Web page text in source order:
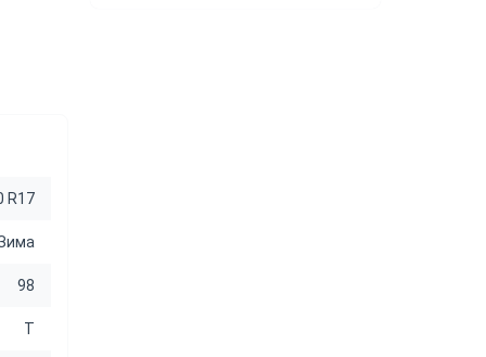
R17
98
T